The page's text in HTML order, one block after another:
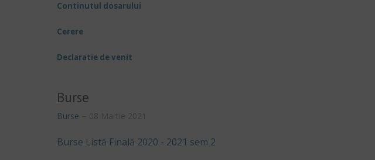
Continutul dosarului
Cerere
Declaratie de venit
Burse
Burse
Burse Listă Finală 2020 - 2021 sem 2